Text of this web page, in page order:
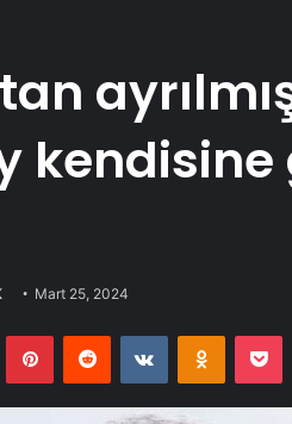
Mart 25, 2024
PinterestReddit VKontakte